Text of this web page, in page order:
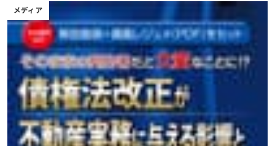
メディア